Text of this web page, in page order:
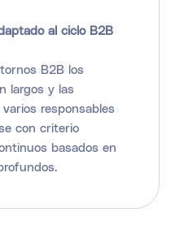
al ciclo B2B
B2B los
largos y las
responsables
con criterio
basados en